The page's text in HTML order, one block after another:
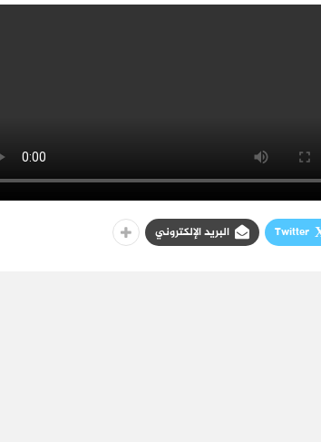
Twitter البريد الإلكتروني